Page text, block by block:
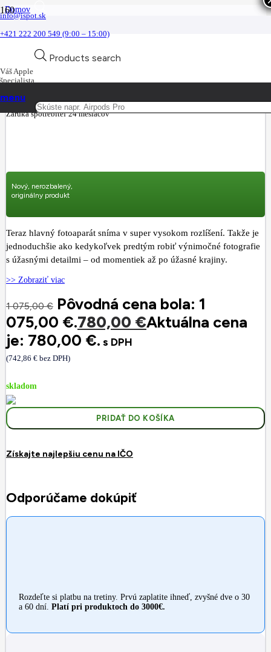
info@ispot.sk
+421 222 200 549 (9:00 – 15:00)
Váš Apple
špecialista
Products search
menu
Domov
iPhone
iPhone 15
Apple iPhone 15 256GB Pink
Apple iPhone 15 256GB Pink
Part no.:
Záruka spotrebiteľ 24 mesiacov
Nový, nerozbalený,
originálny produkt
Teraz hlavný fotoaparát sníma v super vysokom rozlíšení. Takže je
jednoduchšie ako kedykoľvek predtým robiť výnimočné fotografie
s úžasnými detailmi – od momentiek až po úžasné krajiny.
>> Zobraziť viac
1 075,00€ Pôvodná cena bola: 1
075,00 €.780,00 €Aktuálna cena
je: 780,00 €. s DPH
(742,86 € bez DPH)
skladom
PRIDAŤ DO KOŠÍKA
Získajte najlepšiu cenu na IČO
Odporúčame dokúpiť
Rozdeľte si platbu na tretiny. Prvú zaplatite ihneď, zvyšné dve o 30
a 60 dní. Platí pri produktoch do 3000€.